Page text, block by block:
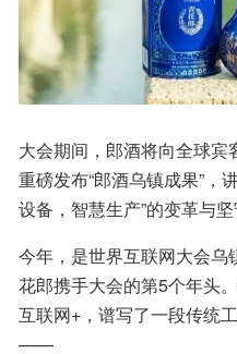
大会期间，郎酒将向全球宾
重磅发布“郎酒乌镇成果”，
设备，智慧生产”的变革与坚
今年，是世界互联网大会
花郎携手大会的第5个年头
互联网+，谱写了一段传统
——